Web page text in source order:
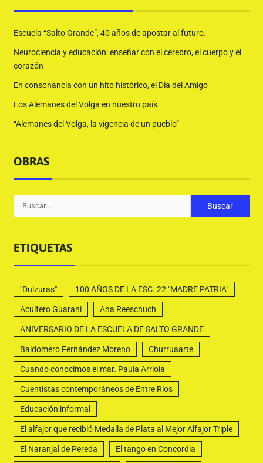
Escuela “Salto Grande”, 40 años de apostar al futuro.
Neurociencia y educación: enseñar con el cerebro, el cuerpo y el
corazón
En consonancia con un hito histórico, el Día del Amigo
Los Alemanes del Volga en nuestro país
“Alemanes del Volga, la vigencia de un pueblo”
OBRAS
ETIQUETAS
"Dulzuras" 100 AÑOS DE LA ESC. 22 "MADRE PATRIA"
Acuífero Guaraní Ana Reeschuch
ANIVERSARIO DE LA ESCUELA DE SALTO GRANDE
Baldomero Fernández Moreno Churruaarte
Cuando conocimos el mar. Paula Arriola
Cuentistas contemporáneos de Entre Ríos
Educación informal
El alfajor que recibió Medalla de Plata al Mejor Alfajor Triple
El Naranjal de Pereda El tango en Concordia